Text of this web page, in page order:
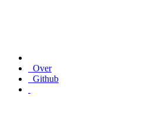
Over
Github